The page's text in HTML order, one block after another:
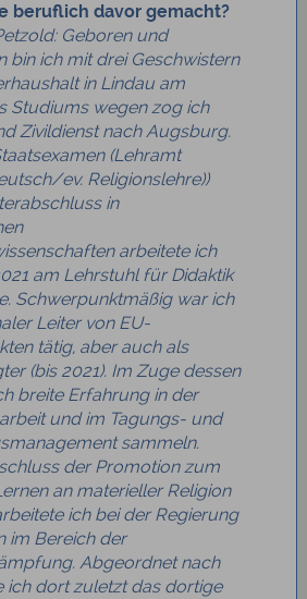
beruflich davor gemacht?
Geboren und
bin ich mit drei Geschwistern
in Lindau am
Studiums wegen zog ich
Zivildienst nach Augsburg.
(Lehramt
ev. Religionslehre))
in
arbeitete ich
am Lehrstuhl für Didaktik
Schwerpunktmäßig war ich
Leiter von EU-
tätig, aber auch als
(bis 2021). Im Zuge dessen
breite Erfahrung in der
und im Tagungs- und
sammeln.
der Promotion zum
an materieller Religion
ich bei der Regierung
im Bereich der
Abgeordnet nach
ich dort zuletzt das dortige